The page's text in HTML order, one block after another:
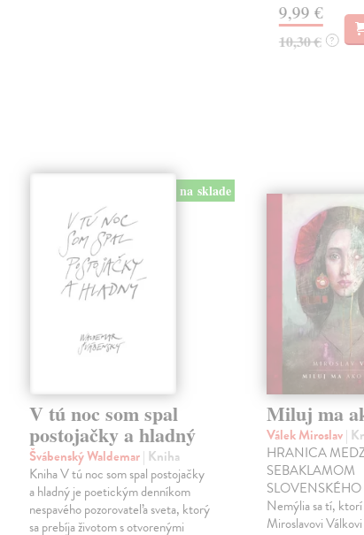
9,99 €
10,30 € ?
na sklade
V tú noc som spal
postojačky a hladný
Švábenský Waldemar| Kniha
Kniha V tú noc som spal postojačky
a hladný je poetickým denníkom
nespavého pozorovateľa sveta, ktorý
sa prebíja životom s otvorenými
Miluj ma
Válek Miroslav|
HRANICA
SEBAKLAMOM
Nemýlia sa tí, ktorí
Miroslavovi